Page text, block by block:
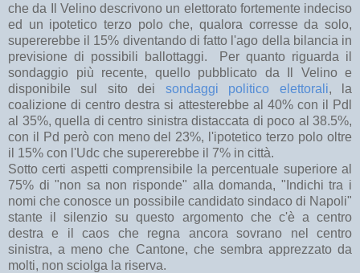
che da Il Velino descrivono un elettorato fortemente indeciso
ed un ipotetico terzo polo che, qualora corresse da solo,
supererebbe il 15% diventando di fatto l'ago della bilancia in
previsione di possibili ballottaggi. Per quanto riguarda il
sondaggio più recente, quello pubblicato da Il Velino e
disponibile sul sito dei sondaggi politico elettorali, la
coalizione di centro destra si attesterebbe al 40% con il Pdl
al 35%, quella di centro sinistra distaccata di poco al 38.5%,
con il Pd però con meno del 23%, l'ipotetico terzo polo oltre
il 15% con l'Udc che supererebbe il 7% in città.
Sotto certi aspetti comprensibile la percentuale superiore al
75% di "non sa non risponde" alla domanda, "Indichi tra i
nomi che conosce un possibile candidato sindaco di Napoli"
stante il silenzio su questo argomento che c'è a centro
destra e il caos che regna ancora sovrano nel centro
sinistra, a meno che Cantone, che sembra apprezzato da
molti, non sciolga la riserva.